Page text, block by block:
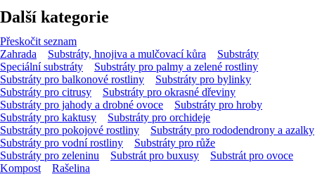
Další kategorie
Přeskočit seznam
Zahrada
Substráty, hnojiva a mulčovací kůra
Substráty
Speciální substráty
Substráty pro palmy a zelené rostliny
Substráty pro balkonové rostliny
Substráty pro bylinky
Substráty pro citrusy
Substráty pro okrasné dřeviny
Substráty pro jahody a drobné ovoce
Substráty pro hroby
Substráty pro kaktusy
Substráty pro orchideje
Substráty pro pokojové rostliny
Substráty pro rododendrony a azalky
Substráty pro vodní rostliny
Substráty pro růže
Substráty pro zeleninu
Substrát pro buxusy
Substrát pro ovoce
Kompost
Rašelina